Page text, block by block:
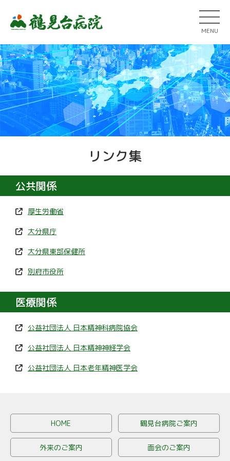
MENU
リンク集
公共関係
厚生労働省
大分県庁
大分県東部保健所
別府市役所
医療関係
公益社団法人 日本精神科病院協会
公益社団法人 日本精神神経学会
公益社団法人 日本老年精神医学会
HOME 鶴見台病院ご案内
外来のご案内 面会のご案内